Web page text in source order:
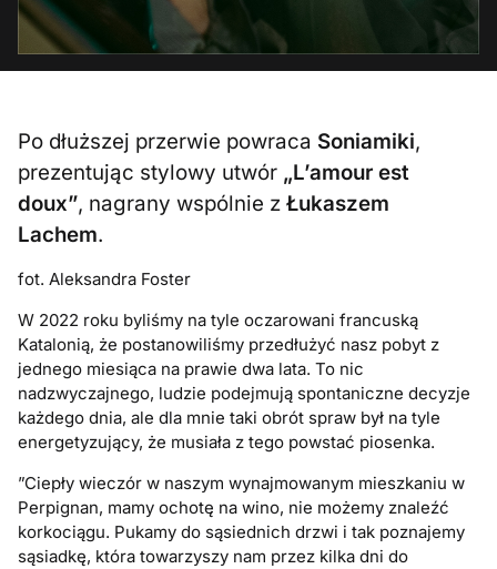
Po dłuższej przerwie powraca Soniamiki,
prezentując stylowy utwór „L’amour est
doux”, nagrany wspólnie zŁukaszem
Lachem.
fot. Aleksandra Foster
W 2022 roku byliśmy na tyle oczarowani francuską
Katalonią, że postanowiliśmy przedłużyć nasz pobyt z
jednego miesiąca na prawie dwa lata. To nic
nadzwyczajnego, ludzie podejmują spontaniczne decyzje
każdego dnia, ale dla mnie taki obrót spraw był na tyle
energetyzujący, że musiała z tego powstać piosenka.
”Ciepły wieczór w naszym wynajmowanym mieszkaniu w
Perpignan, mamy ochotę na wino, nie możemy znaleźć
korkociągu. Pukamy do sąsiednich drzwi i tak poznajemy
sąsiadkę, która towarzyszy nam przez kilka dni do